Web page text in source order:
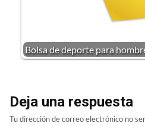
Bolsa de deporte para
Deja una respuesta
Tu dirección de correo electrónico no